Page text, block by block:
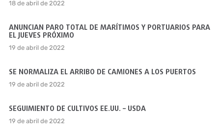
18 de abril de 2022
ANUNCIAN PARO TOTAL DE MARÍTIMOS Y PORTUARIOS PARA
EL JUEVES PRÓXIMO
19 de abril de 2022
SE NORMALIZA EL ARRIBO DE CAMIONES A LOS PUERTOS
19 de abril de 2022
SEGUIMIENTO DE CULTIVOS EE.UU. – USDA
19 de abril de 2022